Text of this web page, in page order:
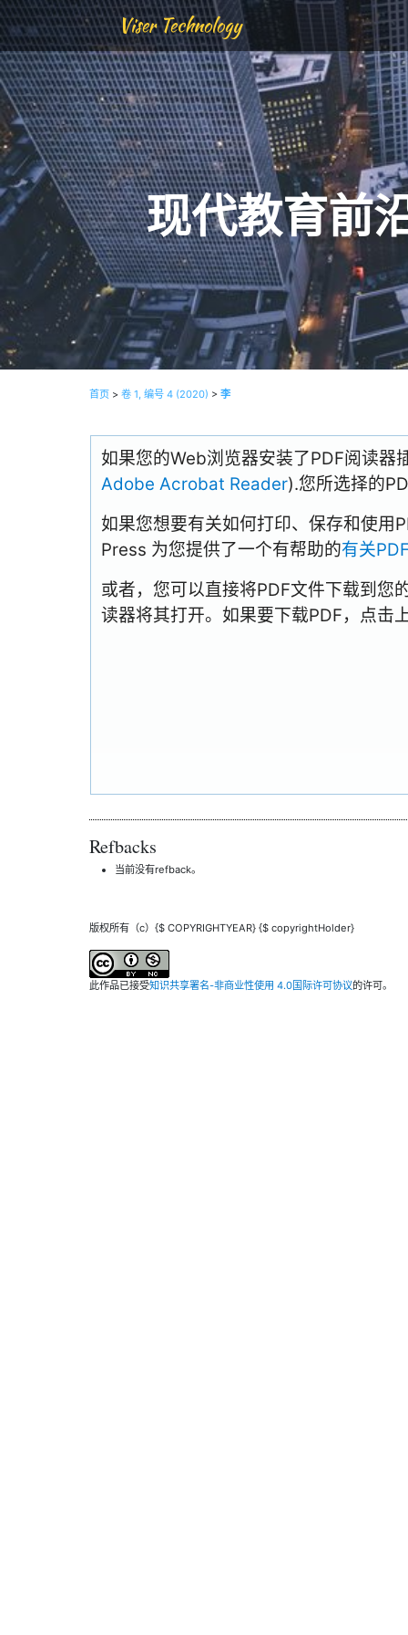
Viser Technology
现代教育前
首页 > 卷 1, 编号 4 (2020) > 李
如果您的Web浏览器安装了PDF阅读器
Adobe Acrobat Reader).您所选择的
如果您想要有关如何打印、保存和使用
Press 为您提供了一个有帮助的有关
或者，您可以直接将PDF文件下载到您
读器将其打开。如果要下载PDF，点击
Refbacks
当前没有refback。
版权所有（c）{$ COPYRIGHTYEAR} {$ copyrightHolder}
此作品已接受知识共享署名-非商业性使用 4.0国际许可协议的许可。